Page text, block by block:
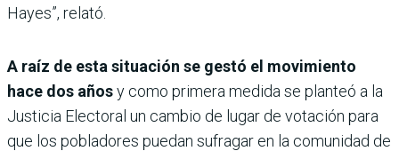
Hayes”, relató.
A raíz de esta situación se gestó el movimiento
hace dos añosy como primera medida se planteó a la
Justicia Electoral un cambio de lugar de votación para
que los pobladores puedan sufragar en la comunidad de